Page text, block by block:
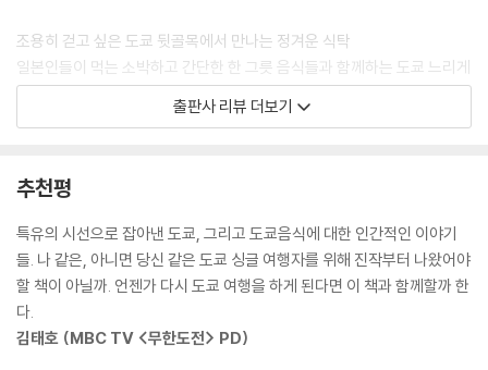
--- p.102, <4월 이야기 야끼소바> 중에서
사람이 북적대지 않는 평범한 주택가 역에 일단 내려, 역 주변을 어슬렁거
리거나 골목을 굽이굽이 걸어가다 보면 아줌마들 자전거가 나란히 세워져
있는 슈퍼마켓이나 상점가가 나온다. 힘든 여행 일정에 아무리 지쳤어도
다고 채소를 구경하고, 슈퍼마켓 육류코너를 유심히 들여다보는 나를 그
--- p.130, <내가 편애하는 동네 델리세트> 중에서
쇼핑 가방이 적당히 무거웠졌을 때쯤이면 어느새 점심시간이 되어 있다.
그때가 되면 어김없이 포장마차로 달려가 타코야끼 한 팩을 산다. 초콜릿
색 소스와 마요네즈가 X선을 그리고 있는 타코야끼 위에 소복이 뿌려진 초
조용히 걷고 싶은 도쿄 뒷골목에서 만나는 정겨운 식탁
일본인들이 먹는 소박하고 간단한 한 그릇 음식들과 함께하는 도쿄 느리게
걷기 여행. 도쿄 여행의 추억어린 잔잔한 에피소드들과 함께 간편하고 저
렴하게, 그리고 맛있게 먹을 수 있는 도쿄의 정겨운 한 그릇 음식을 소개한
싱글 여행자를 위한 도쿄에서의 한 끼, <도쿄 싱글 식탁>
도쿄 여행과 맛있는 건 좋아하지만 아쉽게도 길치인 안타까운 싱글 여행객
을 위해, 맛은 물론이고 혼자서도 맘 편히 들어갈 수 있는 식당, 지도를 미
워하고 약도와 친하지 않은 여행자라도 쉽게 찾을 수 있는 곳, 혼자 온 손님
을 무심한 듯 반겨주는 도쿄의 다정한 식탁을 찾아보았다. 그러는 동안 자
연스레 떠오른 도쿄에서의 추억들. 그 모든 얘기들엔 어김없이 인간미 폴
출판사 리뷰 더보기
추천평
특유의 시선으로 잡아낸 도쿄, 그리고 도쿄음식에 대한 인간적인 이야기
들. 나 같은, 아니면 당신 같은 도쿄 싱글 여행자를 위해 진작부터 나왔어야
할 책이 아닐까. 언젠가 다시 도쿄 여행을 하게 된다면 이 책과 함께할까 한
다.
김태호 (MBC TV <무한도전> PD)